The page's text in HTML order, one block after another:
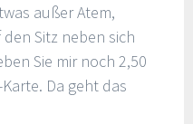
außer Atem,
Sitz neben sich
Sie mir noch 2,50
Da geht das